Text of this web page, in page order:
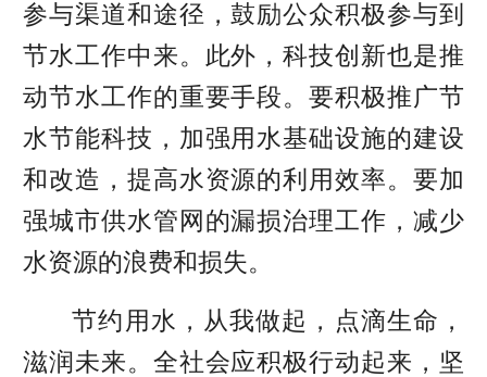
参与渠道和途径，鼓励公众积极参与到
节水工作中来。 此外，科技创新也是推
动节水工作的重要手段。要积极推广节
水节能科技，加强用水基础设施的建设
和改造，提高水资源的利用效率。要加
强城市供水管网的漏损治理工作，减少
水资源的浪费和损失。
节约用水，从我做起，点滴生命，
滋润未来。全社会应积极行动起来，坚